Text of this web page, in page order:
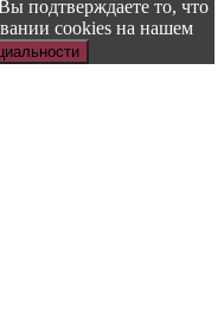
подтверждаете то, что
cookies на нашем